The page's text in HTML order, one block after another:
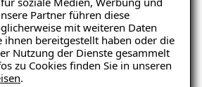
Partner führen diese
mit weiteren Daten
ihnen bereitgestellt haben oder die
Nutzung der Dienste gesammelt
zu Cookies finden Sie in unseren
.
KI sammeln, werden sich Vorteile
Technologie sie ersetzt, sondern
macht. Er betont: „Es
die den Job übernimmt, sondern
Betriebe, die früh